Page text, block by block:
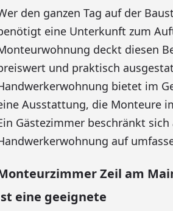
den ganzen Tag auf der
eine Unterkunft zum
deckt diesen
und praktisch
bietet im
Ausstattung, die Monteure
Gästezimmer beschränkt
auf
Zeil am
eine geeignete